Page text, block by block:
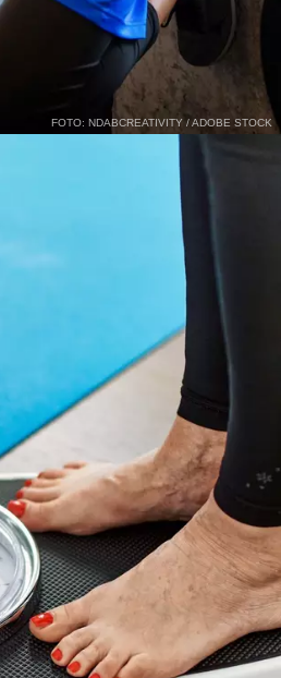
FOTO: NDABCREATIVITY / ADOBE STOCK